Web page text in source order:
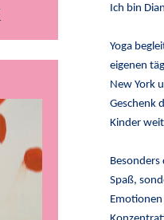
Ich bin
Yoga
eigenen
New York
Geschenk
Kinder
Spaß,